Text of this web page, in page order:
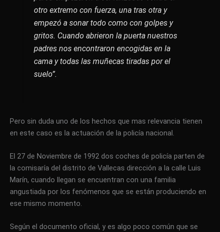
otro extremo con fuerza, una tras otra y
empezó a sonar todo como con golpes y
gritos. Cuando abrieron la puerta nuestros
padres nos encontraron encogidas en la
cama y todas las muñecas tiradas por el
suelo”.
Pero sin duda uno de los hechos que mas relevancia tienen
en este caso es la actuación de la policía nacional.
El 27 de Noviembre de 1992 dos coches de policía parten de
la comisaría del distrito de Vallecas dirección a la calle Luis
Marín, cuando llegan se encuentran con una familia
angustiada por los fenómenos que se están produciendo en
ese mismo momento.
Según el documento oficial, y es algo poco común que se